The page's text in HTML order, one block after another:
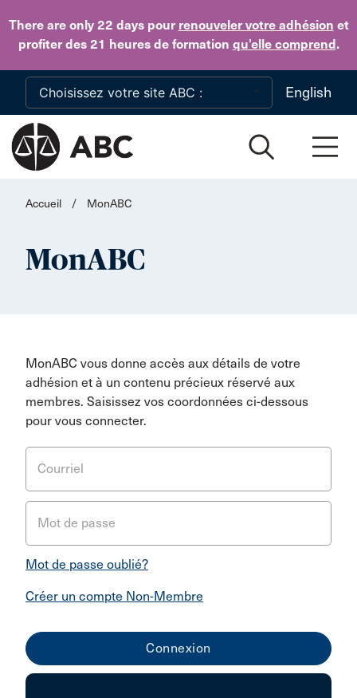
There are only 22 dayspour renouveler votre adhésion et
profiter des 21 heures de formation qu’elle comprend.
Skip to main content
English
Accueil / MonABC
MonABC
MonABC vous donne accès aux détails de votre
adhésion et à un contenu précieux réservé aux
membres. Saisissez vos coordonnées ci-dessous
pour vous connecter.
Courriel
Mot de passe
Mot de passe oublié?
Créer un compte Non-Membre